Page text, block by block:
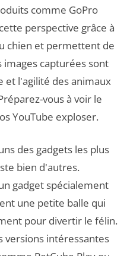
comme GoPro
perspective grâce à
chien et permettent de
images capturées sont
et l'agilité des animaux
vous à voir le
YouTube exploser.
des gadgets les plus
bien d'autres.
gadget spécialement
une petite balle qui
pour divertir le félin.
versions intéressantes